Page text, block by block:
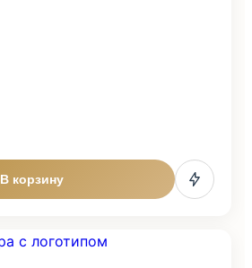
В корзину